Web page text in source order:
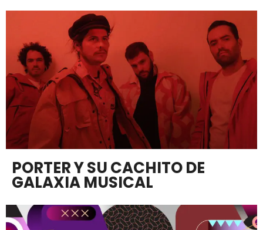
PORTER Y SU CACHITO DE
GALAXIA MUSICAL